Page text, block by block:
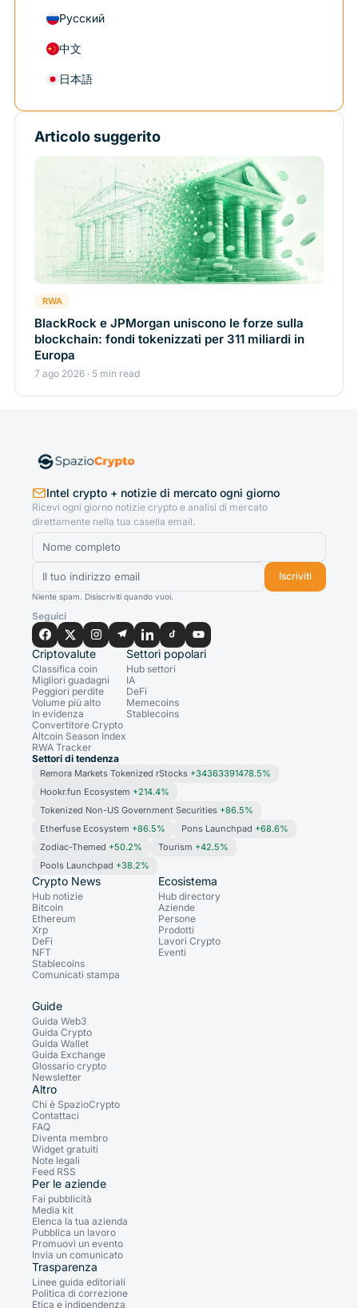
Русский
中文
日本語
Articolo suggerito
RWA
BlackRock e JPMorgan uniscono le forze sulla
blockchain: fondi tokenizzati per 311 miliardi in
Europa
7 ago 2026 · 5 min read
Intel crypto + notizie di mercato ogni giorno
Ricevi ogni giorno notizie crypto e analisi di mercato
direttamente nella tua casella email.
Iscriviti
Niente spam. Disiscriviti quando vuoi.
Seguici
Criptovalute
Classifica coin
Migliori guadagni
Peggiori perdite
Volume più alto
In evidenza
Convertitore Crypto
Altcoin Season Index
RWA Tracker
Settori popolari
Hub settori
IA
DeFi
Memecoins
Stablecoins
Settori di tendenza
Remora Markets Tokenized rStocks +34363391478.5%
Hookr.fun Ecosystem +214.4%
Tokenized Non-US Government Securities +86.5%
Etherfuse Ecosystem +86.5% Pons Launchpad +68.6%
Zodiac-Themed +50.2% Tourism +42.5%
Pools Launchpad +38.2%
Crypto News
Hub notizie
Bitcoin
Ethereum
Xrp
DeFi
NFT
Stablecoins
Comunicati stampa
Ecosistema
Hub directory
Aziende
Persone
Prodotti
Lavori Crypto
Eventi
Guide
Guida Web3
Guida Crypto
Guida Wallet
Guida Exchange
Glossario crypto
Newsletter
Altro
Chi è SpazioCrypto
Contattaci
FAQ
Diventa membro
Widget gratuiti
Note legali
Feed RSS
Per le aziende
Fai pubblicità
Media kit
Elenca la tua azienda
Pubblica un lavoro
Promuovi un evento
Invia un comunicato
Trasparenza
Linee guida editoriali
Politica di correzione
Etica e indipendenza